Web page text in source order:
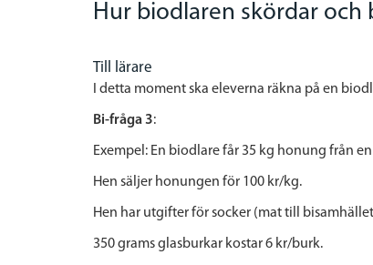
Hur biodlaren skördar
Till lärare
I detta moment ska eleverna räkna på en
Bi-fråga 3:
Exempel: En biodlare får 35 kg honung från
Hen säljer honungen för 100 kr/kg.
Hen har utgifter för socker (mat till
350 grams glasburkar kostar 6 kr/burk.